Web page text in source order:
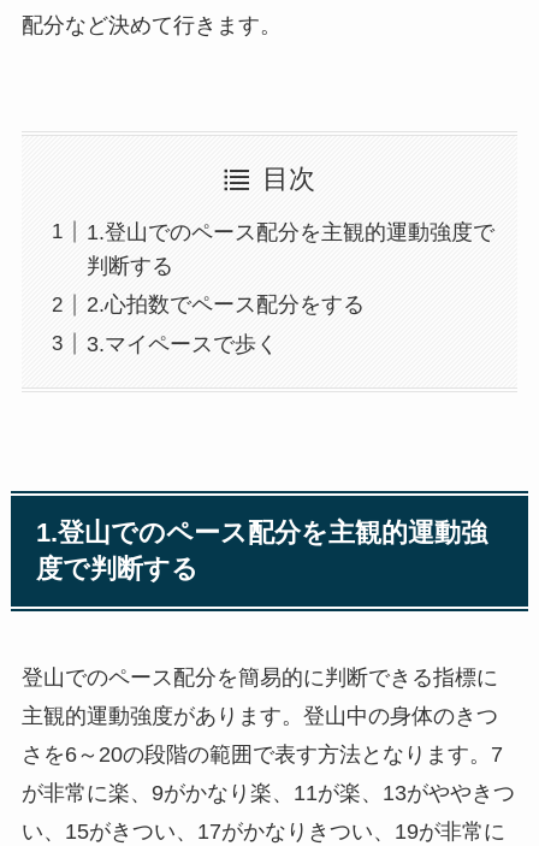
配分など決めて行きます。
目次
1.登山でのペース配分を主観的運動強度で
判断する
2.心拍数でペース配分をする
3.マイペースで歩く
1.登山でのペース配分を主観的運動強
度で判断する
登山でのペース配分を簡易的に判断できる指標に
主観的運動強度があります。登山中の身体のきつ
さを6～20の段階の範囲で表す方法となります。7
が非常に楽、9がかなり楽、11が楽、13がややきつ
い、15がきつい、17がかなりきつい、19が非常に